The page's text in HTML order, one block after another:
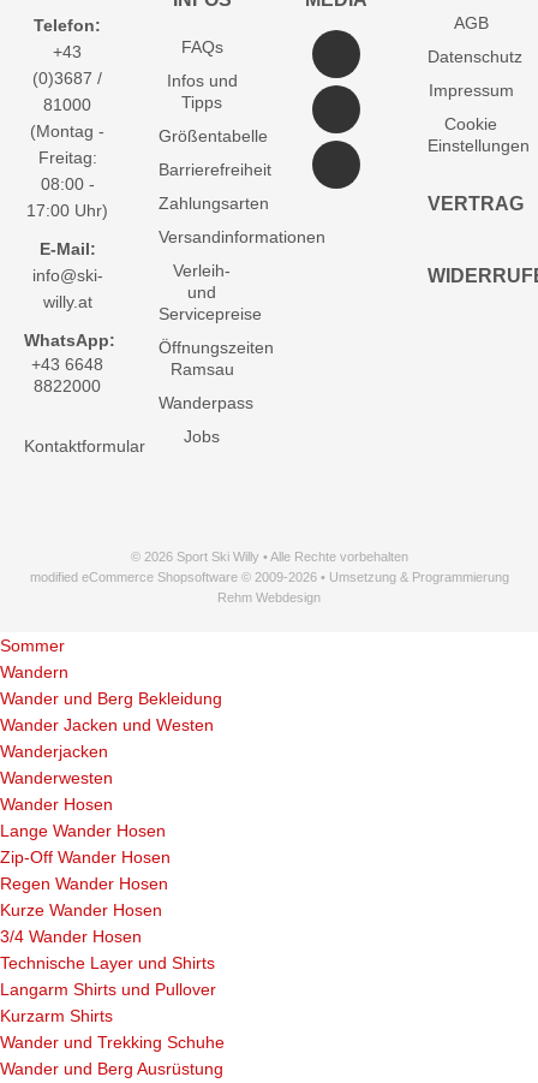
Telefon:
+43
(0)3687 /
81000
(Montag -
Freitag:
08:00 -
17:00 Uhr)
E-Mail:
info@ski-
willy.at
WhatsApp:
+43 6648
8822000
Kontaktformular
FAQs
Infos und
Tipps
Größentabelle
Barrierefreiheit
Zahlungsarten
Versandinformationen
Verleih-
und
Servicepreise
Öffnungszeiten
Ramsau
Wanderpass
Jobs
AGB
Datenschutz
Impressum
Cookie
Einstellungen
VERTRAG
© 2026 Sport Ski Willy • Alle Rechte vorbehalten
modified eCommerce Shopsoftware © 2009-2026 • Umsetzung & Programmierung
Rehm Webdesign
Sommer
Wandern
Wander und Berg Bekleidung
Wander Jacken und Westen
Wanderjacken
Wanderwesten
Wander Hosen
Lange Wander Hosen
Zip-Off Wander Hosen
Regen Wander Hosen
Kurze Wander Hosen
3/4 Wander Hosen
Technische Layer und Shirts
Langarm Shirts und Pullover
Kurzarm Shirts
Wander und Trekking Schuhe
Wander und Berg Ausrüstung